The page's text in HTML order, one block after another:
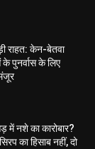
राहत: केन-बेतवा
पुनर्वास के लिए
में नशे का कारोबार?
का हिसाब नहीं, दो